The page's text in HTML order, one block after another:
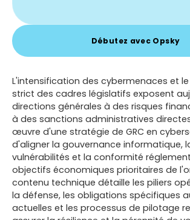
Débutez avec Opsky
L'intensification des cybermenaces et
strict des cadres législatifs exposent
directions générales à des risques
à des sanctions administratives
œuvre d'une stratégie de GRC en
d'aligner la gouvernance informatique,
vulnérabilités et la conformité
objectifs économiques prioritaires de
contenu technique détaille les piliers
la défense, les obligations spécifiques
actuelles et les processus de pilotage